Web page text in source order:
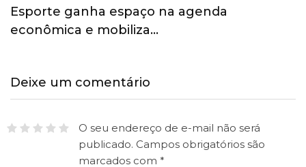
Esporte ganha espaço na agenda
econômica e mobiliza…
Deixe um comentário
O seu endereço de e-mail não será
publicado. Campos obrigatórios são
marcados com *